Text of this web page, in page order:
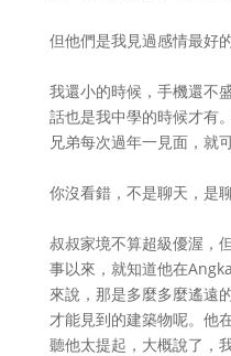
但他們是我見過感情最好的
我還小的時候，手機還不
話也是我中學的時候才有
兄弟每次過年一見面，就
你沒看錯，不是聊天，是
叔叔家境不算超級優渥，
事以來，就知道他在
來說，那是多麼多麼遙遠
才能見到的建築物呢。他
聽他太提起，大概說了，